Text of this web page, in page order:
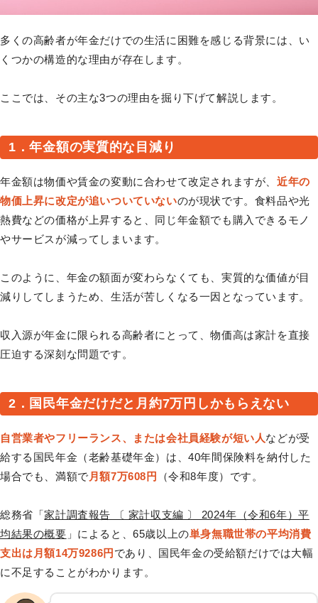
多くの高齢者が年金だけでの生活に困難を感じる背景には、い
くつかの構造的な理由が存在します。
ここでは、その主な3つの理由を掘り下げて解説します。
1．年金額の実質的な目減り
年金額は物価や賃金の変動に合わせて改定されますが、近年の
物価上昇に改定が追いついていないのが現状です。食料品や光
熱費などの価格が上昇すると、同じ年金額でも購入できるモノ
やサービスが減ってしまいます。
このように、年金の額面が変わらなくても、実質的な価値が目
減りしてしまうため、生活が苦しくなる一因となっています。
収入源が年金に限られる高齢者にとって、物価高は家計を直接
圧迫する深刻な問題です。
2．国民年金だけだと月約7万円しかもらえない
自営業者やフリーランス、または会社員経験が短い人などが受
給する国民年金（老齢基礎年金）は、40年間保険料を納付した
場合でも、満額で 月額7万608円 （令和8年度）です。
総務省「家計調査報告 〔 家計収支編 〕 2024年（令和6年）平
均結果の概要 」によると、65歳以上の単身無職世帯の平均消費
支出は月額14万9286円 であり、国民年金の受給額だけでは大幅
に不足することがわかります。